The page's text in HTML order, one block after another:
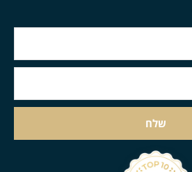
שלח